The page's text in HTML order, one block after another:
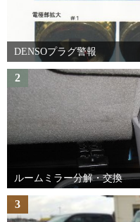
DENSOプラグ警報
2
ルームミラー分解・交換
3